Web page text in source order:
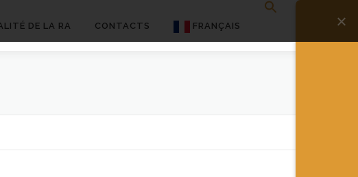
DE LA RA CONTACTS FRANÇAIS